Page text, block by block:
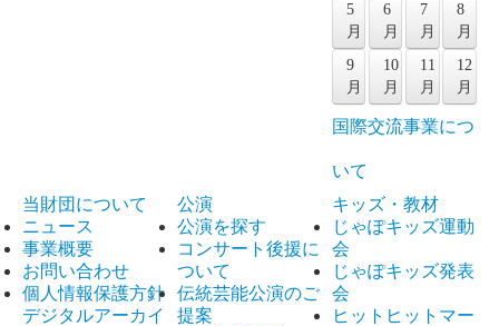
5
月
6
月
7
月
8
月
9
月
10
月
11
月
12
月
国際交流事業につ
いて
当財団について
ニュース
事業概要
お問い合わせ
個人情報保護方針
デジタルアーカイ
公演
公演を探す
コンサート後援に
ついて
伝統芸能公演のご
提案
キッズ・教材
じゃぽキッズ運動
会
じゃぽキッズ発表
会
ヒットヒットマー